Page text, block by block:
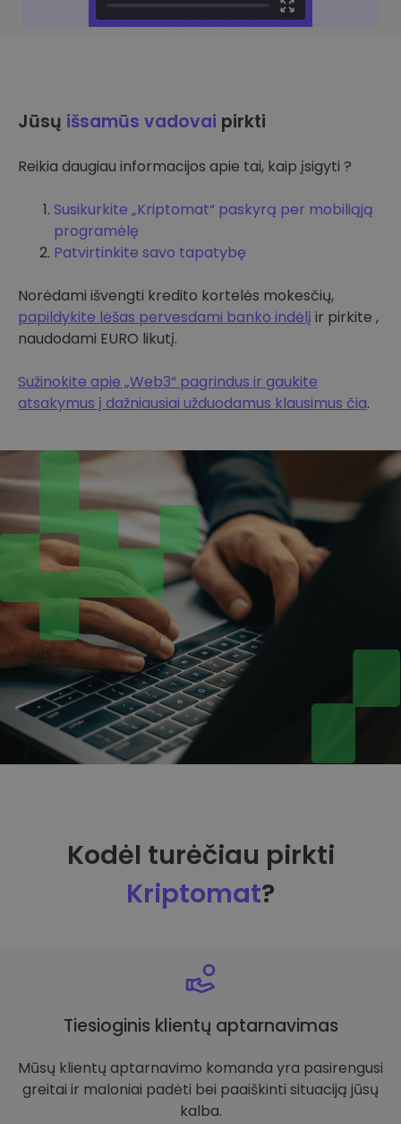
Jūsų išsamūs vadovai pirkti
Reikia daugiau informacijos apie tai, kaip įsigyti ?
Susikurkite „Kriptomat“ paskyrą per mobiliąją
programėlę
Patvirtinkite savo tapatybę
Norėdami išvengti kredito kortelės mokesčių,
papildykite lėšas pervesdami banko indėlį ir pirkite ,
naudodami EURO likutį.
Sužinokite apie „Web3“ pagrindus ir gaukite
atsakymus į dažniausiai užduodamus klausimus čia.
Kodėl turėčiau pirkti
Kriptomat?
Tiesioginis klientų aptarnavimas
Mūsų klientų aptarnavimo komanda yra pasirengusi
greitai ir maloniai padėti bei paaiškinti situaciją jūsų
kalba.